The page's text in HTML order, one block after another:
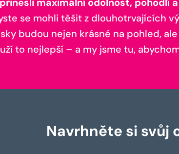
se mohli těšit z dlouhotrvajících
budou nejen krásné na pohled,
to nejlepší – a my jsme tu,
Navrhněte si svůj